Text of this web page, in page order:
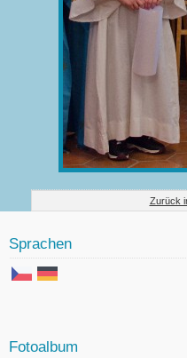
Zurück
Sprachen
Fotoalbum